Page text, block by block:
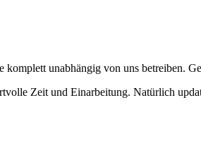
unabhängig von uns betreiben.
Zeit und Einarbeitung. Natürlich